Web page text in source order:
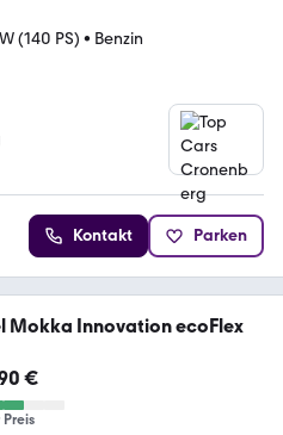
(140 PS) • Benzin
Kontakt Parken
Mokka Innovation ecoFlex
€
Preis